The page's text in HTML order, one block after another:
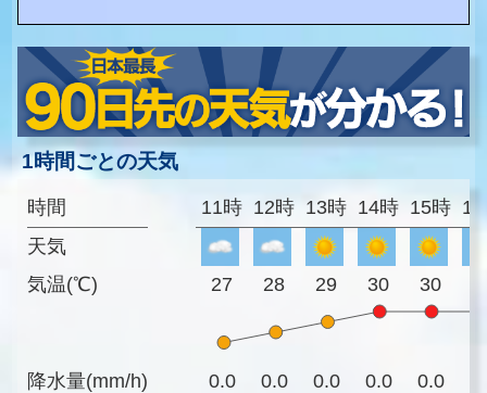
1時間ごとの天気
時間
天気
気温(℃)
降水量(mm/h)
11時 12時 13時 14時 15時
27 28 29 30 30
0.0 0.0 0.0 0.0 0.0